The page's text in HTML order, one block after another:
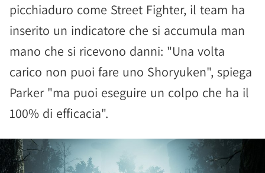
picchiaduro come Street Fighter, il team ha
inserito un indicatore che si accumula man
mano che si ricevono danni: "Una volta
carico non puoi fare uno Shoryuken", spiega
Parker "ma puoi eseguire un colpo che ha il
100% di efficacia".